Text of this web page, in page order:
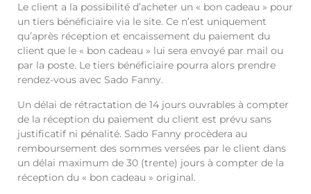
Le client a la possibilité d’acheter un « bon cadeau » pour
un tiers bénéficiaire via le site. Ce n’est uniquement
qu’après réception et encaissement du paiement du
client que le « bon cadeau » lui sera envoyé par mail ou
par la poste. Le tiers bénéficiaire pourra alors prendre
rendez-vous avec Sado Fanny.
Un délai de rétractation de 14 jours ouvrables à compter
de la réception du paiement du client est prévu sans
justificatif ni pénalité. Sado Fanny procèdera au
remboursement des sommes versées par le client dans
un délai maximum de 30 (trente) jours à compter de la
réception du « bon cadeau » original.